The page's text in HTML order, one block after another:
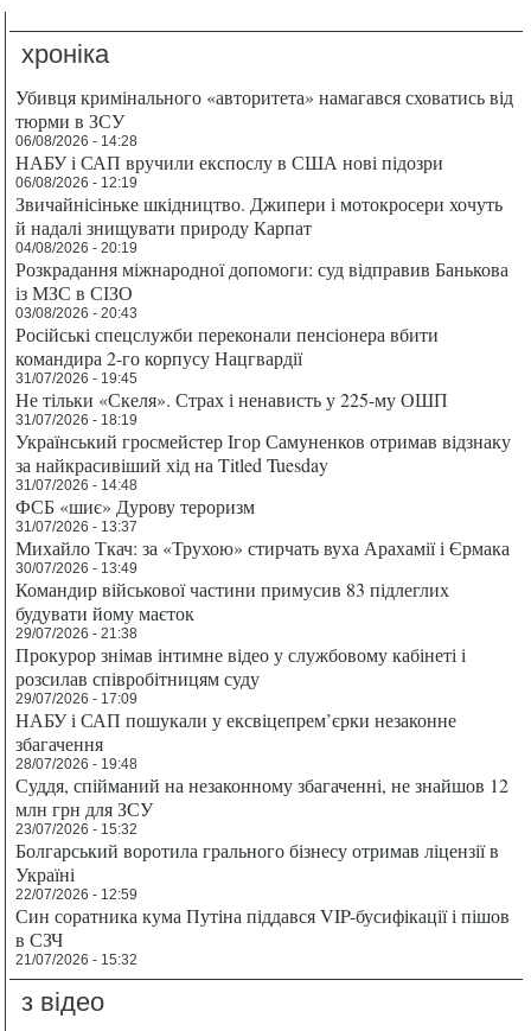
хроніка
Убивця кримінального «авторитета» намагався сховатись від
тюрми в ЗСУ
06/08/2026 - 14:28
НАБУ і САП вручили експослу в США нові підозри
06/08/2026 - 12:19
Звичайнісіньке шкідництво. Джипери і мотокросери хочуть
й надалі знищувати природу Карпат
04/08/2026 - 20:19
Розкрадання міжнародної допомоги: суд відправив Банькова
із МЗС в СІЗО
03/08/2026 - 20:43
Російські спецслужби переконали пенсіонера вбити
командира 2-го корпусу Нацгвардії
31/07/2026 - 19:45
Не тільки «Скеля». Страх і ненависть у 225-му ОШП
31/07/2026 - 18:19
Український гросмейстер Ігор Самуненков отримав відзнаку
за найкрасивіший хід на Titled Tuesday
31/07/2026 - 14:48
ФСБ «шиє» Дурову тероризм
31/07/2026 - 13:37
Михайло Ткач: за «Трухою» стирчать вуха Арахамії і Єрмака
30/07/2026 - 13:49
Командир військової частини примусив 83 підлеглих
будувати йому маєток
29/07/2026 - 21:38
Прокурор знімав інтимне відео у службовому кабінеті і
розсилав співробітницям суду
29/07/2026 - 17:09
НАБУ і САП пошукали у ексвіцепрем’єрки незаконне
збагачення
28/07/2026 - 19:48
Суддя, спійманий на незаконному збагаченні, не знайшов 12
млн грн для ЗСУ
23/07/2026 - 15:32
Болгарський воротила грального бізнесу отримав ліцензії в
Україні
22/07/2026 - 12:59
Син соратника кума Путіна піддався VIP-бусифікації і пішов
в СЗЧ
21/07/2026 - 15:32
з відео